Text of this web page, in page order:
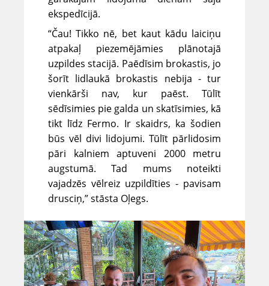
ekspedīcijā.
“Čau! Tikko nē, bet kaut kādu laiciņu
atpakaļ piezemējāmies plānotajā
uzpildes stacijā. Paēdīsim brokastis, jo
šorīt lidlaukā brokastis nebija - tur
vienkārši nav, kur paēst. Tūlīt
sēdīsimies pie galda un skatīsimies, kā
tikt līdz Fermo. Ir skaidrs, ka šodien
būs vēl divi lidojumi. Tūlīt pārlidosim
pāri kalniem aptuveni 2000 metru
augstumā. Tad mums noteikti
vajadzēs vēlreiz uzpildīties - pavisam
drusciņ,” stāsta Oļegs.